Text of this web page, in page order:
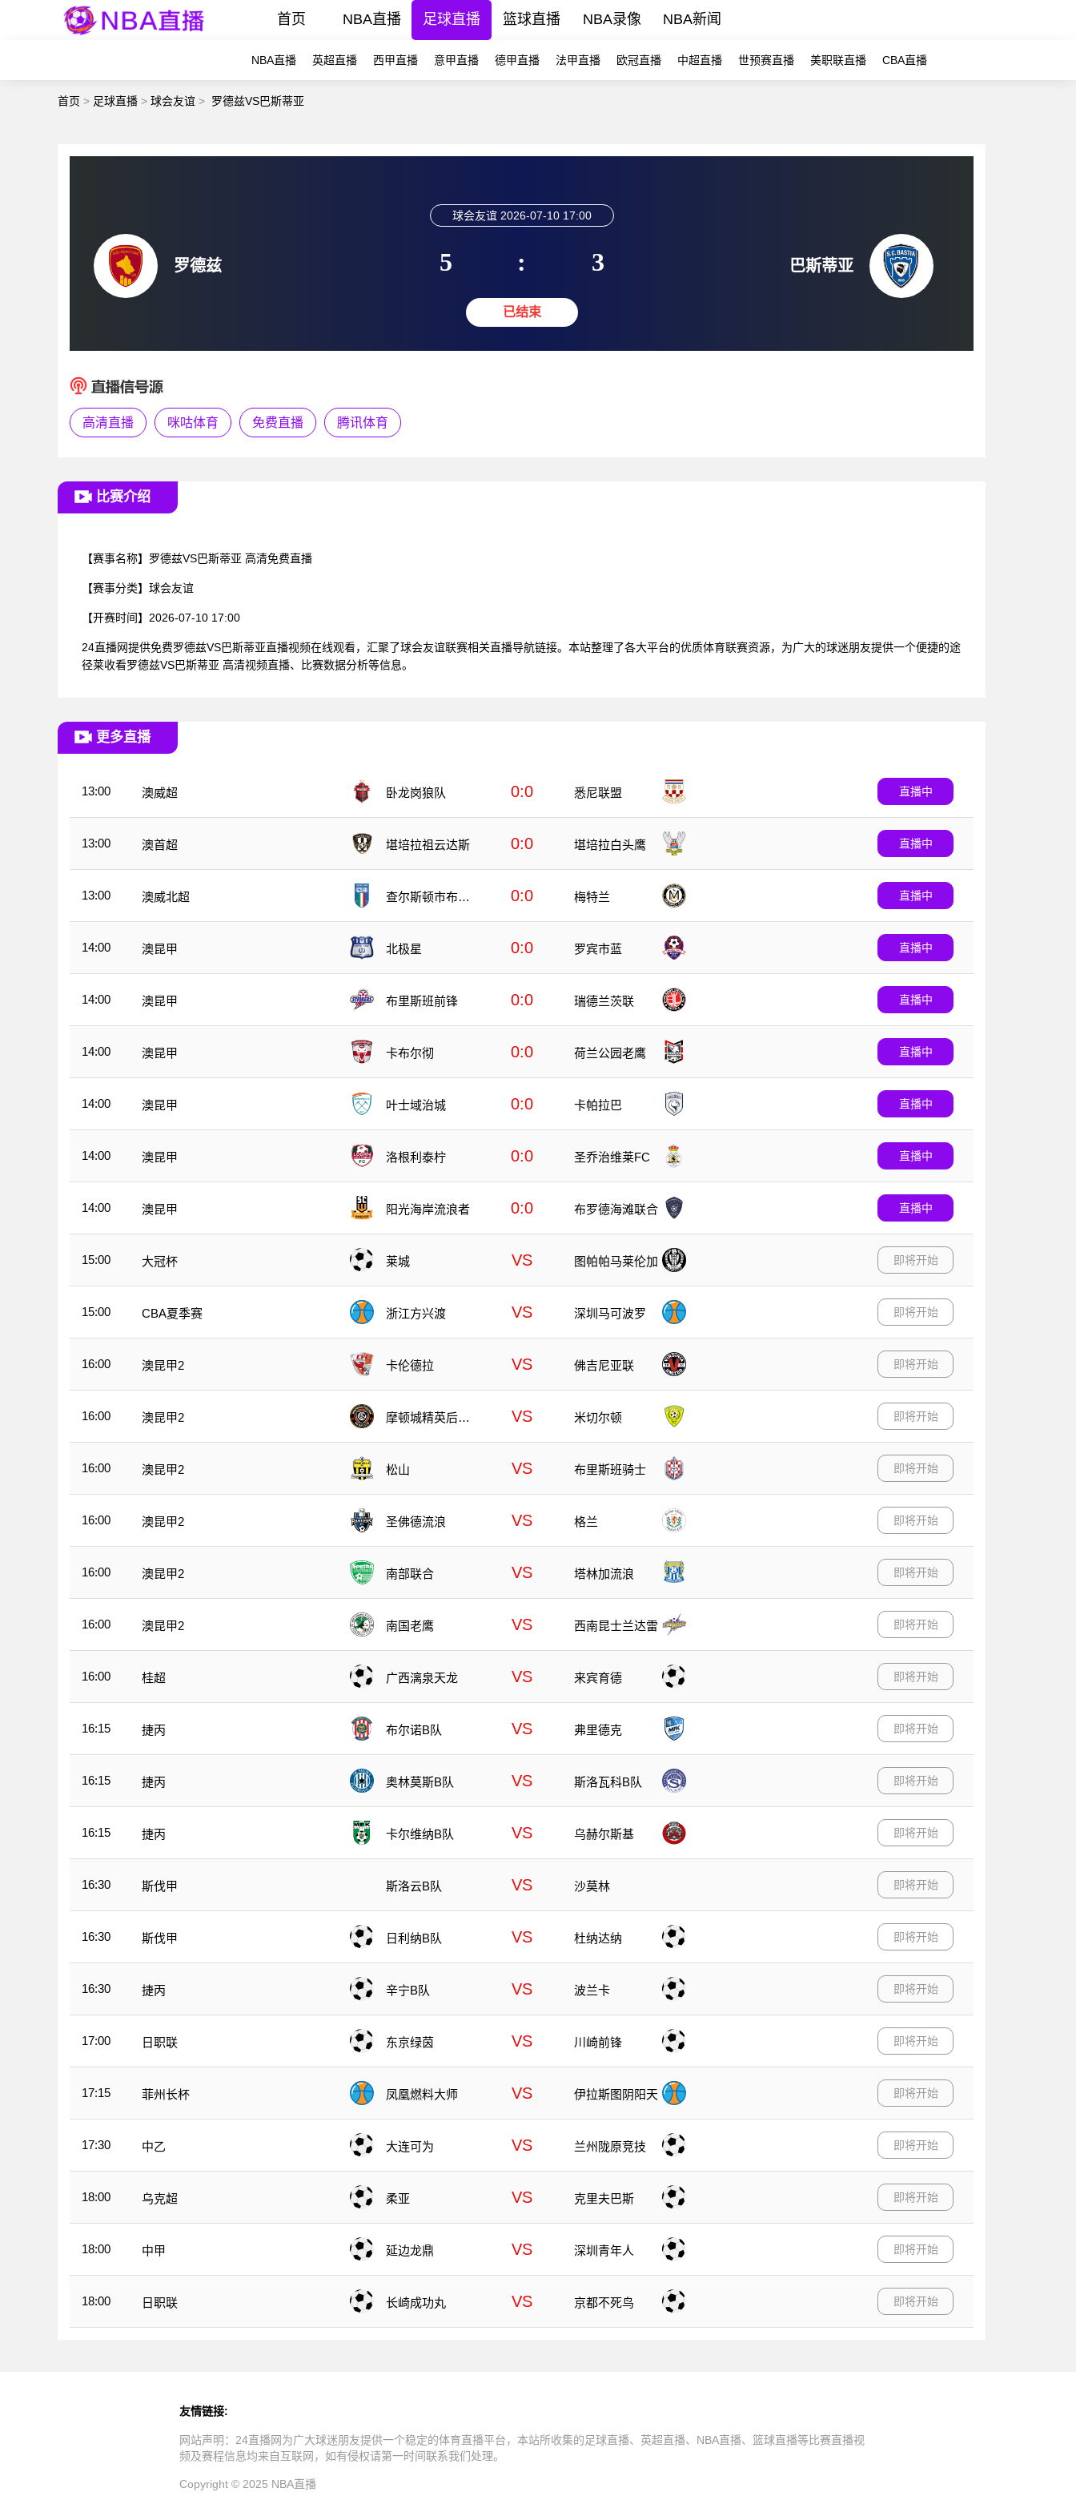
首页 NBA直播 足球直播 篮球直播 NBA录像 NBA新闻
NBA直播 英超直播 西甲直播 意甲直播 德甲直播 法甲直播 欧冠直播 中超直播 世预赛直播 美职联直播 CBA直播
首页 > 足球直播 > 球会友谊 > 罗德兹VS巴斯蒂亚
罗德兹
球会友谊 2026-07-10 17:00
5 : 3
已结束
巴斯蒂亚
高清直播 咪咕体育 免费直播 腾讯体育
比赛介绍
【赛事名称】 罗德兹VS巴斯蒂亚 高清免费直播
【赛事分类】 球会友谊
【开赛时间】 2026-07-10 17:00
24直播网提供免费罗德兹VS巴斯蒂亚直播视频在线观看，汇聚了球会友谊联赛相关直播导航链接。本站整理了各大平台的优质体育联赛资源，为广大的球迷朋友提供一个便捷的途
径莱收看罗德兹VS巴斯蒂亚 高清视频直播、比赛数据分析等信息。
更多直播
13:00 澳威超 卧龙岗狼队 0:0 悉尼联盟 直播中
13:00 澳首超 堪培拉祖云达斯 0:0 堪培拉白头鹰 直播中
13:00 澳威北超
查尔斯顿市布鲁
0:0 梅特兰 直播中
14:00 澳昆甲 北极星 0:0 罗宾市蓝 直播中
14:00 澳昆甲 布里斯班前锋 0:0 瑞德兰茨联 直播中
14:00 澳昆甲 卡布尔彻 0:0 荷兰公园老鹰 直播中
14:00 澳昆甲 叶士域治城 0:0 卡帕拉巴 直播中
14:00 澳昆甲 洛根利泰柠 0:0 圣乔治维莱FC 直播中
14:00 澳昆甲 阳光海岸流浪者 0:0 布罗德海滩联合 直播中
15:00 大冠杯 莱城 VS 图帕帕马莱伦加 即将开始
15:00 CBA夏季赛 浙江方兴渡 VS 深圳马可波罗 即将开始
16:00 澳昆甲2 卡伦德拉 VS 佛吉尼亚联 即将开始
16:00 澳昆甲2
摩顿城精英后备
VS 米切尔顿 即将开始
16:00 澳昆甲2 松山 VS 布里斯班骑士 即将开始
16:00 澳昆甲2 圣佛德流浪 VS 格兰 即将开始
16:00 澳昆甲2 南部联合 VS 塔林加流浪 即将开始
16:00 澳昆甲2 南国老鹰 VS 西南昆士兰达雷 即将开始
16:00 桂超 广西漓泉天龙 VS 来宾育德 即将开始
16:15 捷丙 布尔诺B队 VS 弗里德克 即将开始
16:15 捷丙 奥林莫斯B队 VS 斯洛瓦科B队 即将开始
16:15 捷丙 卡尔维纳B队 VS 乌赫尔斯基 即将开始
16:30 斯伐甲 斯洛云B队 VS 沙莫林 即将开始
16:30 斯伐甲 日利纳B队 VS 杜纳达纳 即将开始
16:30 捷丙 辛宁B队 VS 波兰卡 即将开始
17:00 日职联 东京绿茵 VS 川崎前锋 即将开始
17:15 菲州长杯 凤凰燃料大师 VS 伊拉斯图阴阳天 即将开始
17:30 中乙 大连可为 VS 兰州陇原竞技 即将开始
18:00 乌克超 柔亚 VS 克里夫巴斯 即将开始
18:00 中甲 延边龙鼎 VS 深圳青年人 即将开始
18:00 日职联 长崎成功丸 VS 京都不死鸟 即将开始
友情链接:
网站声明：24直播网为广大球迷朋友提供一个稳定的体育直播平台，本站所收集的足球直播、英超直播、NBA直播、篮球直播等比赛直播视
频及赛程信息均来自互联网，如有侵权请第一时间联系我们处理。
Copyright © 2025 NBA直播